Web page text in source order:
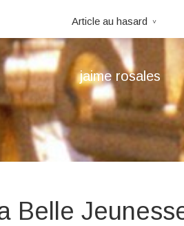
Article au hasard
jaime rosales
Belle